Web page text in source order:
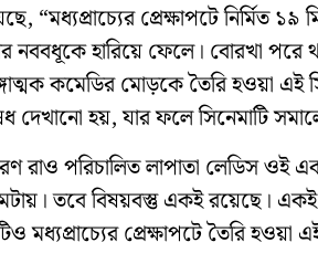
“মধ্যপ্রাচ্যের প্রেক্ষাপটে নির্মিত ১৯
হারিয়ে ফেলে। বোরখা পরে
কমেডির মোড়কে তৈরি হওয়া
দেখানো হয়, যার ফলে সিনেমাটি
রাও পরিচালিত লাপাতা লেডিস ওই
তবে বিষয়বস্তু একই রয়েছে। একই
মধ্যপ্রাচ্যের প্রেক্ষাপটে তৈরি হওয়া